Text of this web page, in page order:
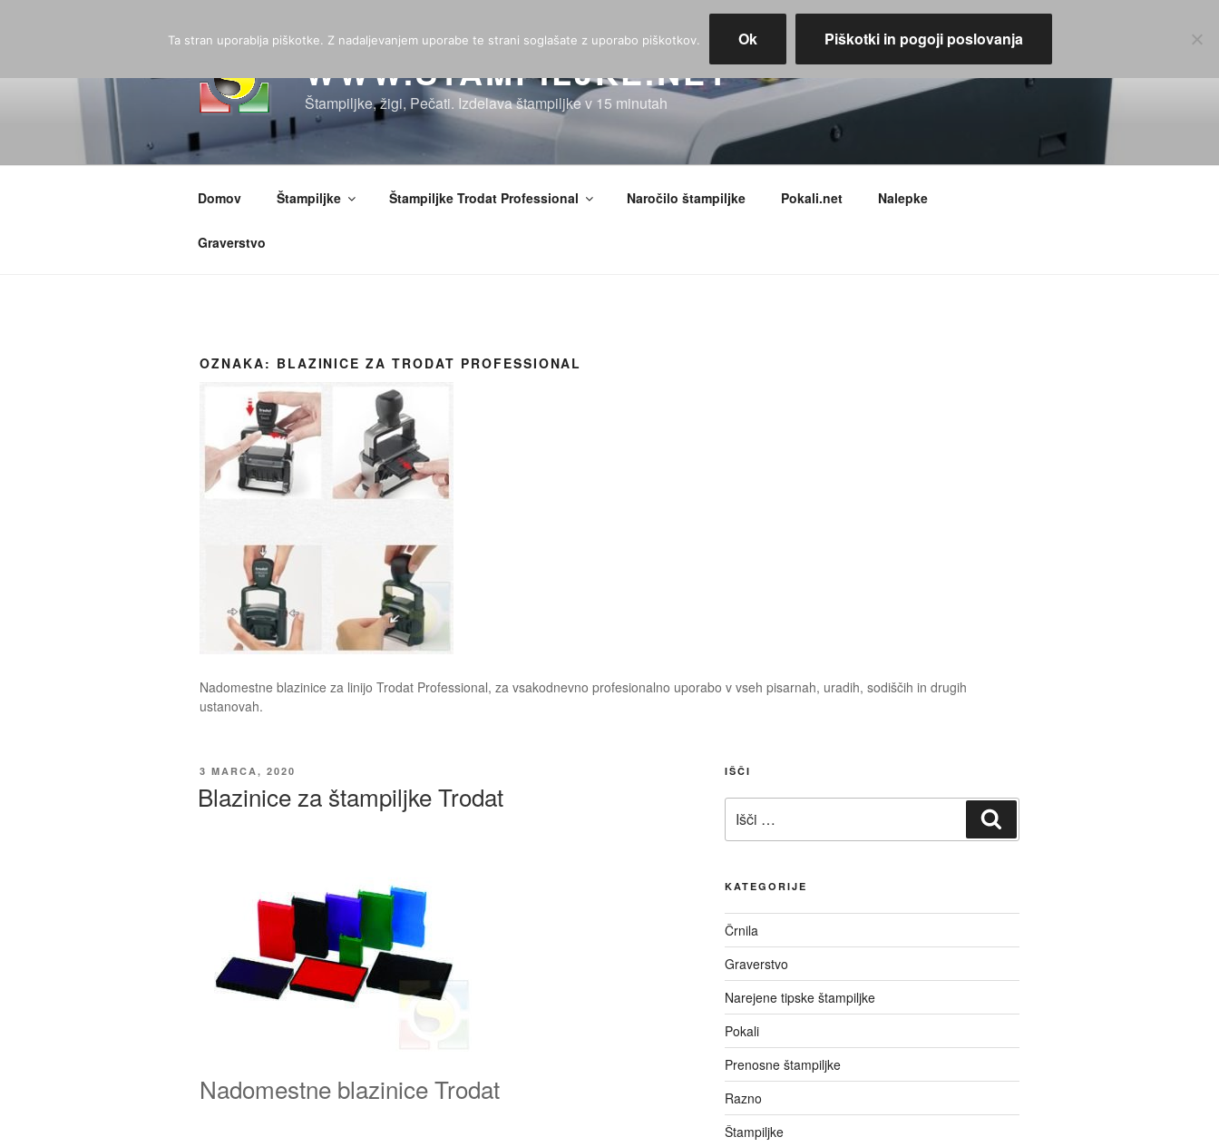
WWW.STAMPILJKE.NET
Štampiljke, žigi, Pečati. Izdelava štampiljke v 15 minutah
Domov Štampiljke Štampiljke Trodat Professional Naročilo štampiljke Pokali.net Nalepke
Graverstvo
OZNAKA: BLAZINICE ZA TRODAT PROFESSIONAL
Nadomestne blazinice za linijo Trodat Professional, za vsakodnevno profesionalno uporabo v vseh pisarnah, uradih, sodiščih in drugih
ustanovah.
OBJAVLJENO
3 MARCA, 2020
Blazinice za štampiljke Trodat
Nadomestne blazinice Trodat
IŠČI
KATEGORIJE
Črnila
Graverstvo
Narejene tipske štampiljke
Pokali
Prenosne štampiljke
Razno
Štampiljke
Ta stran uporablja piškotke. Z nadaljevanjem uporabe te strani soglašate z uporabo piškotkov. Ok Piškotki in pogoji poslovanja